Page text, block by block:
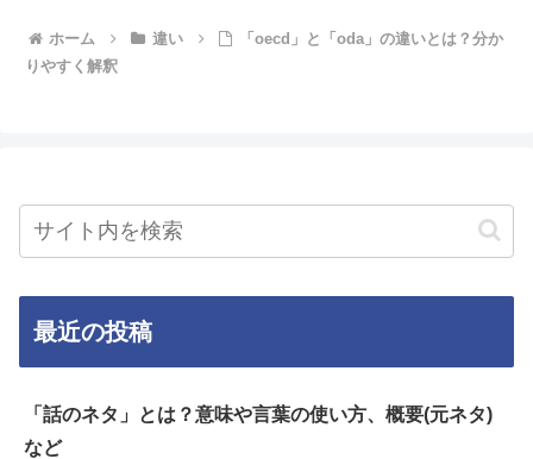
ホーム 違い
「oecd」と「oda」の違いとは？分か
りやすく解釈
最近の投稿
「話のネタ」とは？意味や言葉の使い方、概要(元ネタ)
など